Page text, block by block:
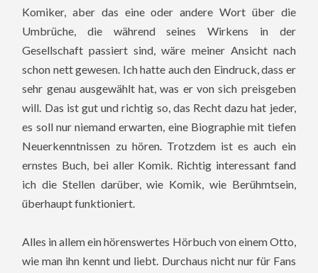
Komiker, aber das eine oder andere Wort über die
Umbrüche, die während seines Wirkens in der
Gesellschaft passiert sind, wäre meiner Ansicht nach
schon nett gewesen. Ich hatte auch den Eindruck, dass er
sehr genau ausgewählt hat, was er von sich preisgeben
will. Das ist gut und richtig so, das Recht dazu hat jeder,
es soll nur niemand erwarten, eine Biographie mit tiefen
Neuerkenntnissen zu hören. Trotzdem ist es auch ein
ernstes Buch, bei aller Komik. Richtig interessant fand
ich die Stellen darüber, wie Komik, wie Berühmtsein,
überhaupt funktioniert.
Alles in allem ein hörenswertes Hörbuch von einem Otto,
wie man ihn kennt und liebt. Durchaus nicht nur für Fans